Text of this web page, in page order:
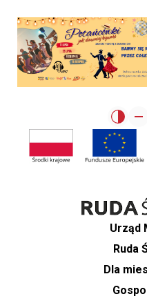
Urząd
Ruda
Dla